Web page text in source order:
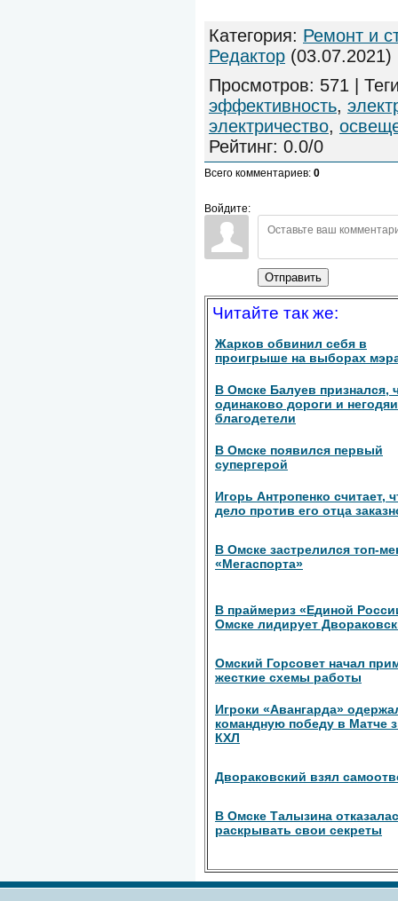
Категория: Ремонт и
Редактор (03.07.2021)
Просмотров: 571 |
эффективность,
электричество,
Рейтинг: 0.0/0
Всего комментариев: 0
Войдите:
Отправить
Читайте так же:
Жарков обвинил себя в
проигрыше на выборах
В Омске Балуев признался,
одинаково дороги и
благодетели
В Омске появился первый
супергерой
Игорь Антропенко считает,
дело против его отца
В Омске застрелился топ-
«Мегаспорта»
В праймериз «Единой
Омске лидирует
Омский Горсовет начал
жесткие схемы работы
Игроки «Авангарда»
командную победу в Матче
КХЛ
Двораковский взял
В Омске Талызина
раскрывать свои секреты